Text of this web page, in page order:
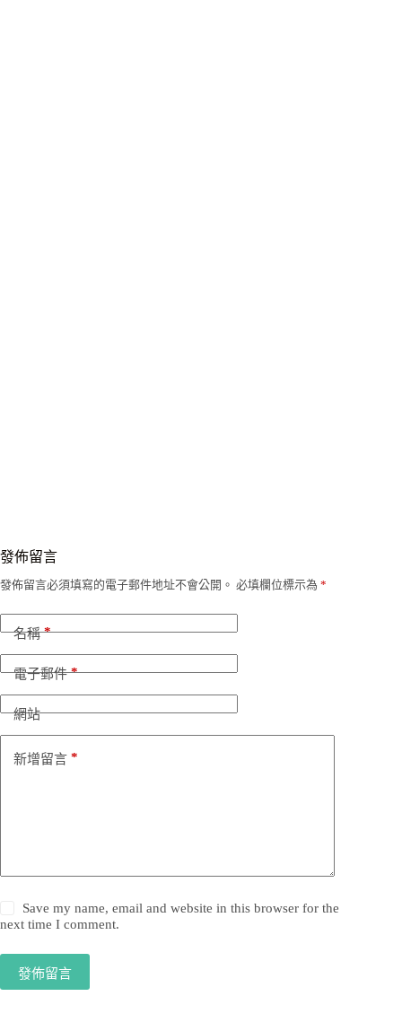
發佈留言
發佈留言必須填寫的電子郵件地址不會公開。 必填欄位標示為 *
名稱*
電子郵件*
網站
新增留言 *
Save my name, email and website in this browser for the
next time I comment.
發佈留言